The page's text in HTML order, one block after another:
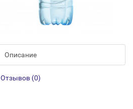
Описание
Отзывов (0)